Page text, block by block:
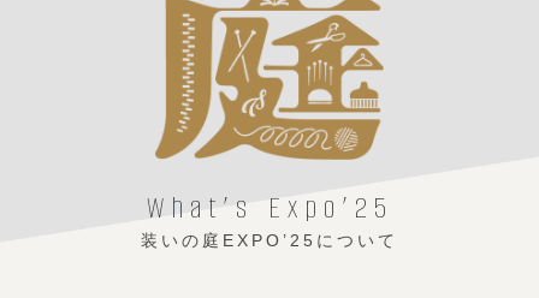
What’s Expo’25
装いの庭EXPO’25について